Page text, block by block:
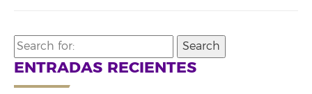
Search
for:
ENTRADAS RECIENTES